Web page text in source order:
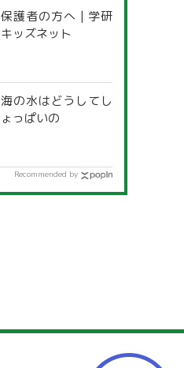
保護者の方へ | 学研
キッズネット
海の水はどうしてし
ょっぱいの
Recommended by